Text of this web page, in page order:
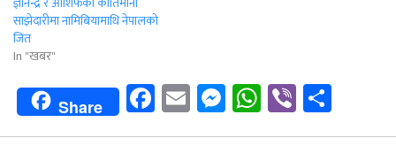
साझेदारीमा नामिबियामाथि नेपालको
जित
In "खबर"
Share Facebook
EmailMessenger
WhatsApp
Viber